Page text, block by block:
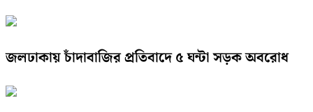
জলঢাকায় চাঁদাবাজির প্রতিবাদে ৫ ঘন্টা সড়ক অবরোধ